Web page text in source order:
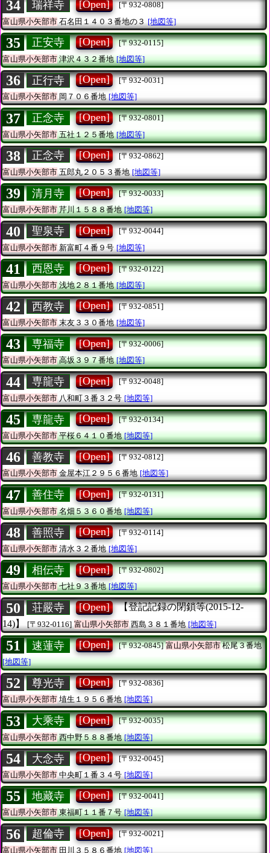
34 瑞祥寺 [Open]
[〒932-0808]
富山県小矢部市 石名田１４０３番地の３ [地図等]
35 正安寺 [Open]
[〒932-0115]
富山県小矢部市津沢４３２番地 [地図等]
36 正行寺 [Open]
[〒932-0031]
富山県小矢部市岡７０６番地 [地図等]
37 正念寺 [Open]
[〒932-0801]
富山県小矢部市五社１２５番地 [地図等]
38 正念寺 [Open]
[〒932-0862]
富山県小矢部市 五郎丸２０５３番地 [地図等]
39 清月寺 [Open]
[〒932-0033]
富山県小矢部市芹川１５８８番地 [地図等]
40 聖泉寺 [Open]
[〒932-0044]
富山県小矢部市 新富町４番９号 [地図等]
41 西恩寺 [Open]
[〒932-0122]
富山県小矢部市浅地２８１番地 [地図等]
42 西教寺 [Open]
[〒932-0851]
富山県小矢部市末友３３０番地 [地図等]
43 専福寺 [Open]
[〒932-0006]
富山県小矢部市高坂３９７番地 [地図等]
44 専龍寺 [Open]
[〒932-0048]
富山県小矢部市 八和町３番３２号 [地図等]
45 専龍寺 [Open]
[〒932-0134]
富山県小矢部市平桜６４１０番地 [地図等]
46 善教寺 [Open]
[〒932-0812]
富山県小矢部市金屋本江２９５６番地 [地図等]
47 善住寺 [Open]
[〒932-0131]
富山県小矢部市名畑５３６０番地 [地図等]
48 善照寺 [Open]
[〒932-0114]
富山県小矢部市清水３２番地 [地図等]
49 相伝寺 [Open]
[〒932-0802]
富山県小矢部市七社９３番地 [地図等]
50 荘嚴寺 [Open]
【登記記録の閉鎖等(2015-12-
14)】
[〒932-0116] 富山県小矢部市 西島３８１番地 [地図等]
51 速蓮寺 [Open] [〒932-0845] 富山県小矢部市松尾３番地
[地図等]
52 尊光寺 [Open]
[〒932-0836]
富山県小矢部市埴生１９５６番地 [地図等]
53 大乘寺 [Open]
[〒932-0035]
富山県小矢部市西中野５８８番地 [地図等]
54 大念寺 [Open]
[〒932-0045]
富山県小矢部市中央町１番３４号 [地図等]
55 地藏寺 [Open]
[〒932-0041]
富山県小矢部市東福町１１番７号 [地図等]
56 超倫寺 [Open]
[〒932-0021]
富山県小矢部市 田川３５８６番地 [地図等]